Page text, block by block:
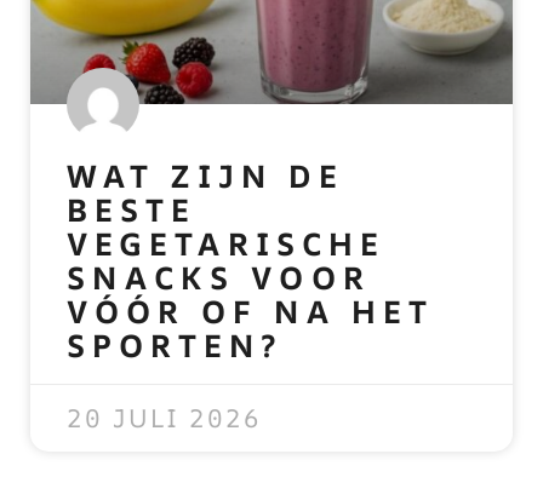
WAT ZIJN DE
BESTE
VEGETARISCHE
SNACKS VOOR
VÓÓR OF NA HET
SPORTEN?
20 JULI 2026